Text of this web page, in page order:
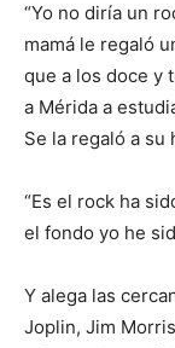
“Yo no diría un
mamá le regaló
que a los doce y
a Mérida a
Se la regaló a su
“Es el rock ha
el fondo yo he
Y alega las
Joplin, Jim